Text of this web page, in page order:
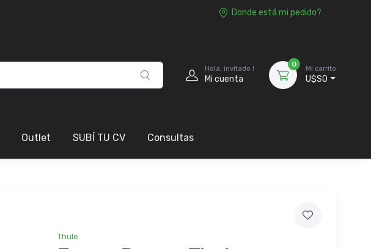
Donde está mi pedido?
Hola, invitado !
Mi cuenta
0
Mi carrito
U$S0
Outlet SUBÍ TU CV Consultas
Thule